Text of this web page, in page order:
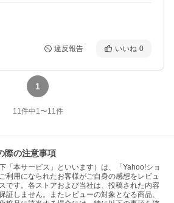
違反報告 いいね 0
1
11件中1〜11件
際の注意事項
「本サービス」といいます）は、「Yahoo!ショ
利用になられたお客様がご自身の感想をレビュ
です。各ストアおよび当社は、投稿された内容
証しません。またレビューの対象となる商品、